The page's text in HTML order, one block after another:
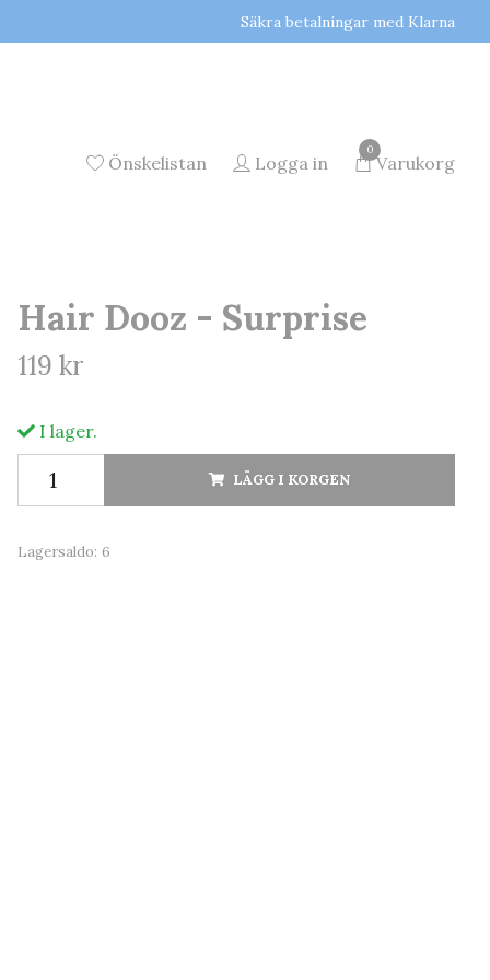
Säkra betalningar med Klarna
Önskelistan Logga in
0
Varukorg
Hair Dooz - Surprise
119 kr
I lager.
LÄGG I KORGEN
Lagersaldo: 6